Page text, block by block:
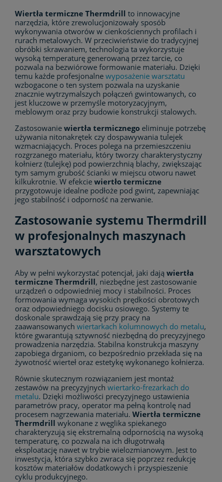
Wiertła termiczne Thermdrill to innowacyjne
narzędzia, które zrewolucjonizowały sposób
wykonywania otworów w cienkościennych profilach i
rurach metalowych. W przeciwieństwie do tradycyjnej
obróbki skrawaniem, technologia ta wykorzystuje
wysoką temperaturę generowaną przez tarcie, co
pozwala na bezwiórowe formowanie materiału. Dzięki
temu każde profesjonalne wyposażenie warsztatu
wzbogacone o ten system pozwala na uzyskanie
znacznie wytrzymalszych połączeń gwintowanych, co
jest kluczowe w przemyśle motoryzacyjnym,
meblowym oraz przy budowie konstrukcji stalowych.
Zastosowanie wiertła termicznego eliminuje potrzebę
używania nitonakrętek czy dospawywania tulejek
wzmacniających. Proces polega na przemieszczeniu
rozgrzanego materiału, który tworzy charakterystyczny
kołnierz (tulejkę) pod powierzchnią blachy, zwiększając
tym samym grubość ścianki w miejscu otworu nawet
kilkukrotnie. W efekcie wiertło termiczne
przygotowuje idealne podłoże pod gwint, zapewniając
jego stabilność i odporność na zerwanie.
Zastosowanie systemu Thermdrill
w profesjonalnych maszynach
warsztatowych
Aby w pełni wykorzystać potencjał, jaki dają wiertła
termiczne Thermdrill, niezbędne jest zastosowanie
urządzeń o odpowiedniej mocy i stabilności. Proces
formowania wymaga wysokich prędkości obrotowych
oraz odpowiedniego docisku osiowego. Systemy te
doskonale sprawdzają się przy pracy na
zaawansowanych wiertarkach kolumnowych do metalu,
które gwarantują sztywność niezbędną do precyzyjnego
prowadzenia narzędzia. Stabilna konstrukcja maszyny
zapobiega drganiom, co bezpośrednio przekłada się na
żywotność wierteł oraz estetykę wykonanego kołnierza.
Równie skutecznym rozwiązaniem jest montaż
zestawów na precyzyjnych wiertarko-frezarkach do
metalu. Dzięki możliwości precyzyjnego ustawienia
parametrów pracy, operator ma pełną kontrolę nad
procesem nagrzewania materiału. Wiertła termiczne
Thermdrill wykonane z węglika spiekanego
charakteryzują się ekstremalną odpornością na wysoką
temperaturę, co pozwala na ich długotrwałą
eksploatację nawet w trybie wielozmianowym. Jest to
inwestycja, która szybko zwraca się poprzez redukcję
kosztów materiałów dodatkowych i przyspieszenie
cyklu produkcyjnego.